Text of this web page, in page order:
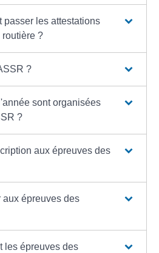
passer les attestations
?
?
sont organisées
?
aux épreuves des
épreuves des
les épreuves des